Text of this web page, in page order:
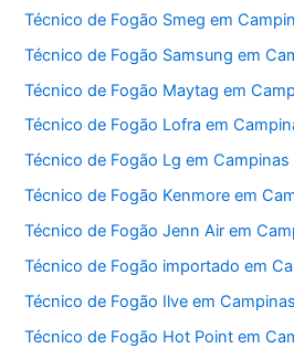
Técnico de Fogão Smeg em
Técnico de Fogão Samsung em
Técnico de Fogão Maytag em
Técnico de Fogão Lofra em
Técnico de Fogão Lg em Campinas
Técnico de Fogão Kenmore em
Técnico de Fogão Jenn Air em
Técnico de Fogão importado em
Técnico de Fogão Ilve em Campinas
Técnico de Fogão Hot Point em